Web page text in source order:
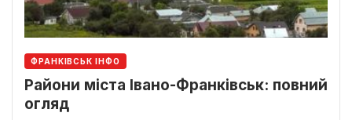
ФРАНКІВСЬК ІНФО
Райони міста Івано-Франківськ: повний
огляд